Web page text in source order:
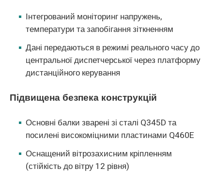
Інтегрований моніторинг напружень,
температури та запобігання зіткненням
Дані передаються в режимі реального часу до
центральної диспетчерської через платформу
дистанційного керування
Підвищена безпека конструкцій
Основні балки зварені зі сталі Q345D та
посилені високоміцними пластинами Q460E
Оснащений вітрозахисним кріпленням
(стійкість до вітру 12 рівня)